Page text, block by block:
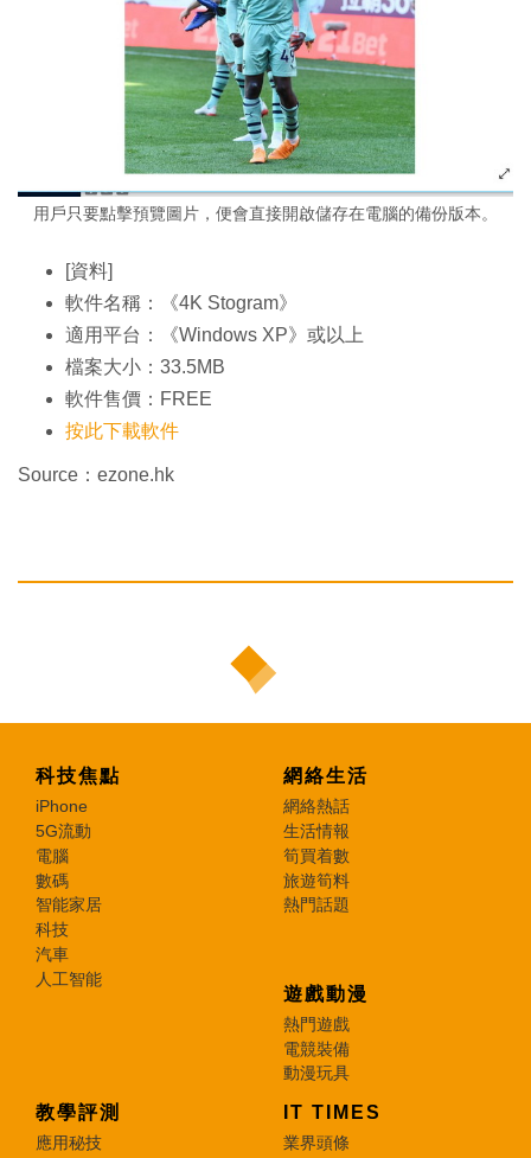
用戶只要點擊預覽圖片，便會直接開啟儲存在電腦的備份版本。
[資料]
軟件名稱：《4K Stogram》
適用平台：《Windows XP》或以上
檔案大小：33.5MB
軟件售價：FREE
按此下載軟件
Source：ezone.hk
科技焦點
iPhone
5G流動
電腦
數碼
智能家居
科技
汽車
人工智能
網絡生活
網絡熱話
生活情報
筍買着數
旅遊筍料
熱門話題
遊戲動漫
熱門遊戲
電競裝備
動漫玩具
教學評測
應用秘技
IT TIMES
業界頭條